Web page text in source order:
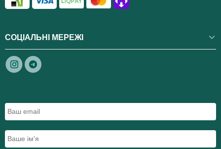
СОЦІАЛЬНІ МЕРЕЖІ